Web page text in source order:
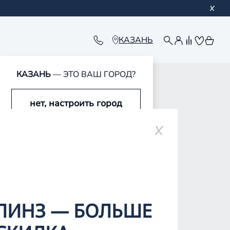
КАЗАНЬ
КАЗАНЬ— ЭТО ВАШ ГОРОД?
нет, настроить город
— БОЛЬШЕ